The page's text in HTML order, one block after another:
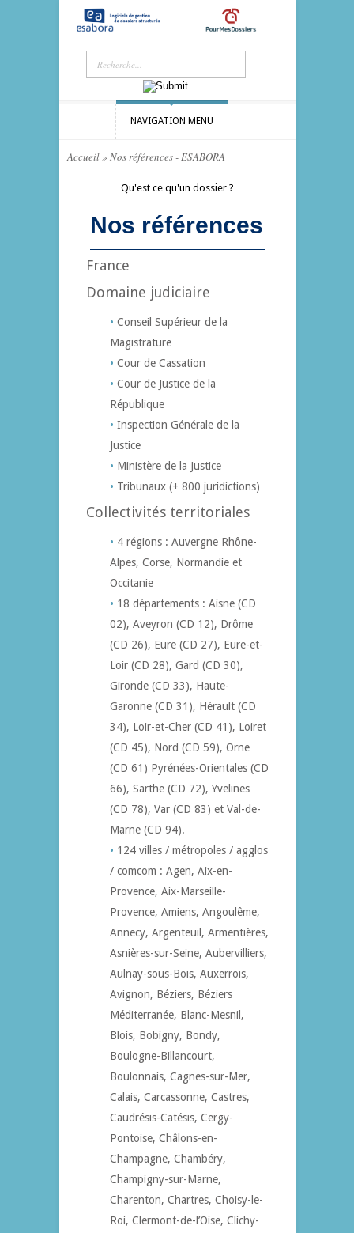
NAVIGATION MENU
Accueil» Nos références - ESABORA
Qu'est ce qu'un dossier ?
Nos références
France
Domaine judiciaire
Conseil Supérieur de la
Magistrature
Cour de Cassation
Cour de Justice de la
République
Inspection Générale de la
Justice
Ministère de la Justice
Tribunaux (+ 800 juridictions)
Collectivités territoriales
4 régions : Auvergne Rhône-
Alpes, Corse, Normandie et
Occitanie
18 départements : Aisne (CD
02), Aveyron (CD 12), Drôme
(CD 26), Eure (CD 27), Eure-et-
Loir (CD 28), Gard (CD 30),
Gironde (CD 33), Haute-
Garonne (CD 31), Hérault (CD
34), Loir-et-Cher (CD 41), Loiret
(CD 45), Nord (CD 59), Orne
(CD 61) Pyrénées-Orientales (CD
66), Sarthe (CD 72), Yvelines
(CD 78), Var (CD 83) et Val-de-
Marne (CD 94).
124 villes / métropoles / agglos
/ comcom : Agen, Aix-en-
Provence, Aix-Marseille-
Provence, Amiens, Angoulême,
Annecy, Argenteuil, Armentières,
Asnières-sur-Seine, Aubervilliers,
Aulnay-sous-Bois, Auxerrois,
Avignon, Béziers, Béziers
Méditerranée, Blanc-Mesnil,
Blois, Bobigny, Bondy,
Boulogne-Billancourt,
Boulonnais, Cagnes-sur-Mer,
Calais, Carcassonne, Castres,
Caudrésis-Catésis, Cergy-
Pontoise, Châlons-en-
Champagne, Chambéry,
Champigny-sur-Marne,
Charenton, Chartres, Choisy-le-
Roi, Clermont-de-l’Oise, Clichy-